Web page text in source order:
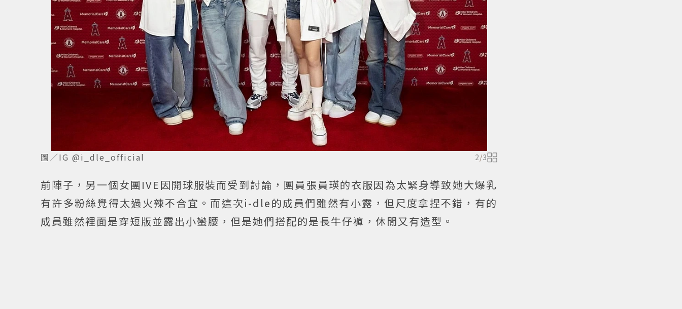
圖／IG @i_dle_official 2/3
前陣子，另一個女團IVE因開球服裝而受到討論，團員張員瑛的衣服因為太緊身導致她大爆乳
有許多粉絲覺得太過火辣不合宜。而這次i-dle的成員們雖然有小露，但尺度拿捏不錯，有的
成員雖然裡面是穿短版並露出小蠻腰，但是她們搭配的是長牛仔褲，休閒又有造型。